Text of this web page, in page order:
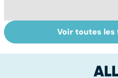
Femmes :
comment
Voir toutes les